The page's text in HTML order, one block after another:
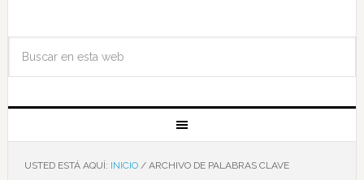
USTED ESTÁ AQUÍ: INICIO /ARCHIVO DE PALABRAS CLAVE